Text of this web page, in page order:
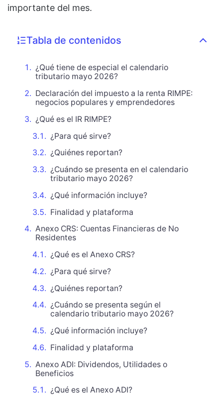
importante del mes.
Tabla de contenidos
¿Qué tiene de especial el calendario
tributario mayo 2026?
Declaración del impuesto a la renta RIMPE:
negocios populares y emprendedores
¿Qué es el IR RIMPE?
¿Para qué sirve?
¿Quiénes reportan?
¿Cuándo se presenta en el calendario
tributario mayo 2026?
¿Qué información incluye?
Finalidad y plataforma
Anexo CRS: Cuentas Financieras de No
Residentes
¿Qué es el Anexo CRS?
¿Para qué sirve?
¿Quiénes reportan?
¿Cuándo se presenta según el
calendario tributario mayo 2026?
¿Qué información incluye?
Finalidad y plataforma
Anexo ADI: Dividendos, Utilidades o
Beneficios
¿Qué es el Anexo ADI?